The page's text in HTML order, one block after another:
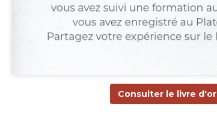
Consulter le livre d'or